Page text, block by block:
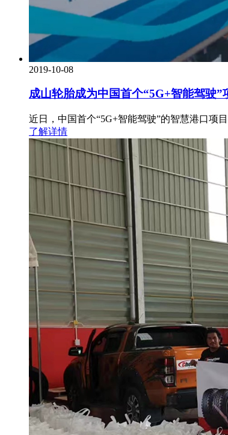
2019-10-08
成山轮胎成为中国首个“5G+智能驾驶”
近日，中国首个“5G+智能驾驶”的智慧港口项
了解详情